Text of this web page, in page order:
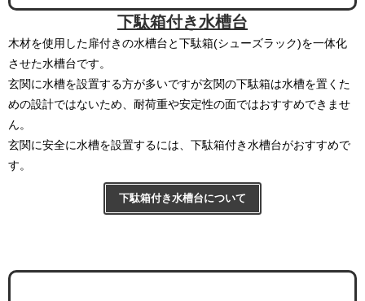
下駄箱付き水槽台
木材を使用した扉付きの水槽台と下駄箱(シューズラック)を一体化
させた水槽台です。
玄関に水槽を設置する方が多いですが玄関の下駄箱は水槽を置くた
めの設計ではないため、耐荷重や安定性の面ではおすすめできませ
ん。
玄関に安全に水槽を設置するには、下駄箱付き水槽台がおすすめで
す。
下駄箱付き水槽台について